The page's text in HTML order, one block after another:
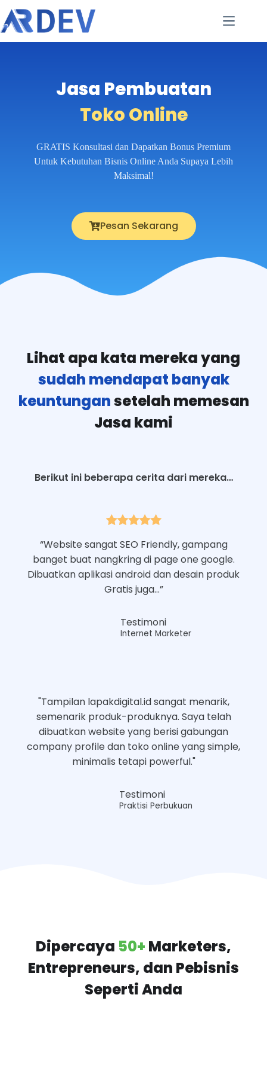
Jasa Pembuatan
Toko Online
GRATIS Konsultasi dan Dapatkan Bonus Premium
Untuk Kebutuhan Bisnis Online Anda Supaya Lebih
Maksimal!
Pesan Sekarang
Lihat apa kata mereka yang
sudah mendapat banyak
keuntungansetelah memesan
Jasa kami
Berikut ini beberapa cerita dari mereka…
“Website sangat SEO Friendly, gampang
banget buat nangkring di page one google.
Dibuatkan aplikasi android dan desain produk
Gratis juga...”
Testimoni
Internet Marketer
"Tampilan lapakdigital.id sangat menarik,
semenarik produk-produknya. Saya telah
dibuatkan website yang berisi gabungan
company profile dan toko online yang simple,
minimalis tetapi powerful."
Testimoni
Praktisi Perbukuan
Dipercaya 50+ Marketers,
Entrepreneurs, dan Pebisnis
Seperti Anda